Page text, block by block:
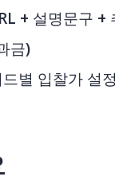
+ 설명문구 +
금)
별 입찰가 설정